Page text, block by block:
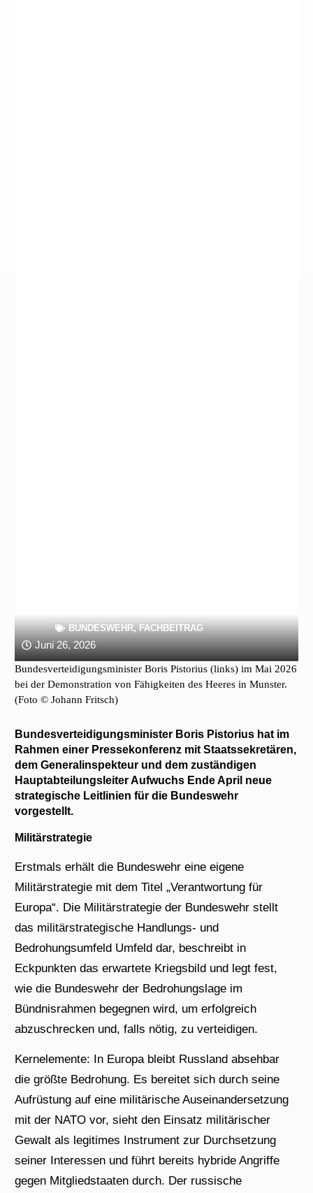
BUNDESWEHR, FACHBEITRAG
Juni 26, 2026
Bundesverteidigungsminister Boris Pistorius (links) im Mai 2026
bei der Demonstration von Fähigkeiten des Heeres in Munster.
(Foto © Johann Fritsch)
Bundesverteidigungsminister Boris Pistorius hat im
Rahmen einer Pressekonferenz mit Staatssekretären,
dem Generalinspekteur und dem zuständigen
HauptabteilungsleiterAufwuchs Ende April neue
strategische Leitlinien für die Bundeswehr
vorgestellt.
Militärstrategie
Erstmals erhält die Bundeswehr eine eigene
Militärstrategie mit dem Titel „Verantwortung für
Europa“. Die Militärstrategie der Bundeswehr stellt
das militärstrategische Handlungs- und
Bedrohungsumfeld Umfeld dar, beschreibt in
Eckpunkten das erwartete Kriegsbild und legt fest,
wie die Bundeswehr der Bedrohungslage im
Bündnisrahmen begegnen wird, um erfolgreich
abzuschrecken und, falls nötig, zu verteidigen.
Kernelemente: In Europa bleibt Russland absehbar
die größte Bedrohung. Es bereitet sich durch seine
Aufrüstung auf eine militärische Auseinandersetzung
mit der NATO vor, sieht den Einsatz militärischer
Gewalt als legitimes Instrument zur Durchsetzung
seiner Interessen und führt bereits hybride Angriffe
gegen Mitgliedstaaten durch. Der russische